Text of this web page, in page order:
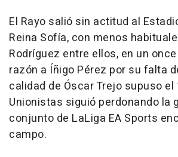
El Rayo salió sin actitud al
Reina Sofía, con menos
Rodríguez entre ellos, en un
razón a Íñigo Pérez por su falta
calidad de Óscar Trejo supuso el
Unionistas siguió perdonando la
conjunto de LaLiga EA Sports
campo.